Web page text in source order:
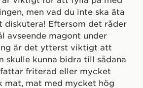
men vad du inte ska äta
Eftersom det råder
avseende magont under
är det ytterst viktigt att
skulle kunna bidra till sådana
friterad eller mycket
mat, mat med mycket hög